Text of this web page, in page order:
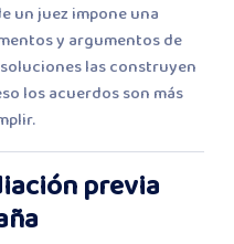
un juez impone una
y argumentos de
las construyen
los acuerdos son más
previa